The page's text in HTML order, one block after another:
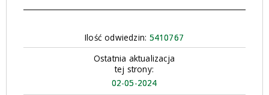
Ilość odwiedzin: 5410767
Ostatnia aktualizacja
tej strony:
02-05-2024